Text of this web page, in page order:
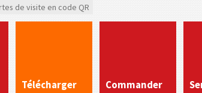
de visite en code QR
Télécharger Commander